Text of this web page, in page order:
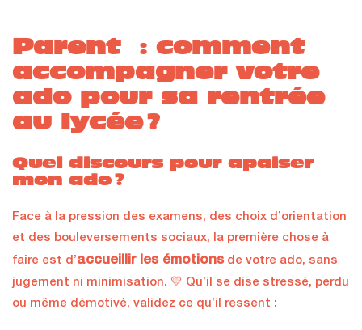
Parent : comment
accompagner votre
ado pour sa rentrée
au lycée ?
Quel discours pour apaiser
mon ado ?
Face à la pression des examens, des choix d’orientation
et des bouleversements sociaux, la première chose à
faire est d’accueillir les émotions de votre ado, sans
jugement ni minimisation. 💛 Qu’il se dise stressé, perdu
ou même démotivé, validez ce qu’il ressent :